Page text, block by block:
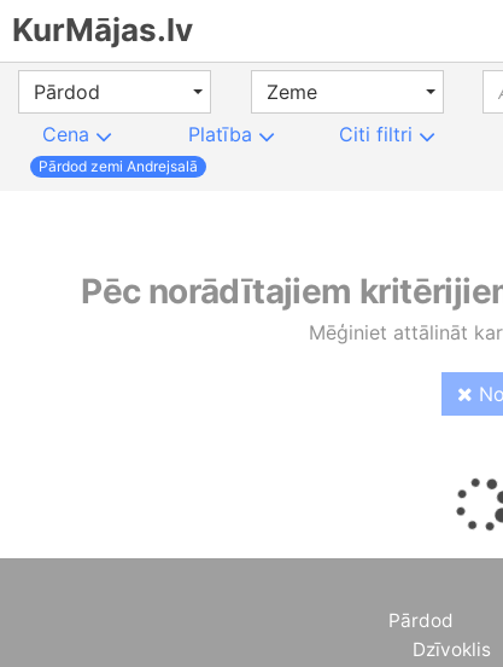
KurMājas.lv
Pārdod Zeme
Cena
Platība Citi filtri
Pārdod zemi Andrejsalā
Pēc norādītajiem
Mēģiniet attālināt
Pārdod
Dzīvoklis